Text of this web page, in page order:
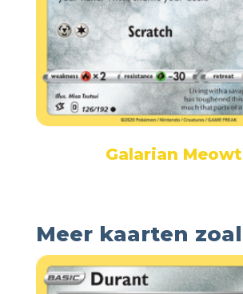
Galarian
Meer kaarten